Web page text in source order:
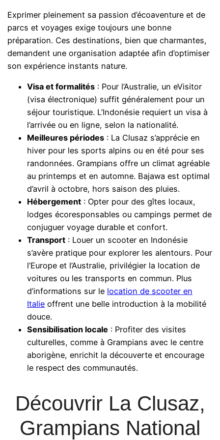
Exprimer pleinement sa passion d’écoaventure et de
parcs et voyages exige toujours une bonne
préparation. Ces destinations, bien que charmantes,
demandent une organisation adaptée afin d’optimiser
son expérience instants nature.
Visa et formalités : Pour l’Australie, un eVisitor
(visa électronique) suffit généralement pour un
séjour touristique. L’Indonésie requiert un visa à
l’arrivée ou en ligne, selon la nationalité.
Meilleures périodes : La Clusaz s’apprécie en
hiver pour les sports alpins ou en été pour ses
randonnées. Grampians offre un climat agréable
au printemps et en automne. Bajawa est optimal
d’avril à octobre, hors saison des pluies.
Hébergement : Opter pour des gîtes locaux,
lodges écoresponsables ou campings permet de
conjuguer voyage durable et confort.
Transport : Louer un scooter en Indonésie
s’avère pratique pour explorer les alentours. Pour
l’Europe et l’Australie, privilégier la location de
voitures ou les transports en commun. Plus
d’informations sur le location de scooter en
Italie offrent une belle introduction à la mobilité
douce.
Sensibilisation locale : Profiter des visites
culturelles, comme à Grampians avec le centre
aborigène, enrichit la découverte et encourage
le respect des communautés.
Découvrir La Clusaz,
Grampians National